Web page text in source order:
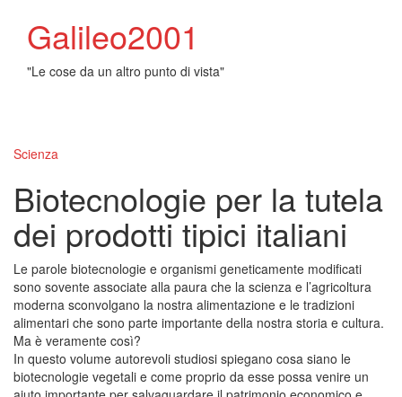
Galileo2001
"Le cose da un altro punto di vista"
Scienza
Biotecnologie per la tutela
dei prodotti tipici italiani
Le parole biotecnologie e organismi geneticamente modificati
sono sovente associate alla paura che la scienza e l’agricoltura
moderna sconvolgano la nostra alimentazione e le tradizioni
alimentari che sono parte importante della nostra storia e cultura.
Ma è veramente così?
In questo volume autorevoli studiosi spiegano cosa siano le
biotecnologie vegetali e come proprio da esse possa venire un